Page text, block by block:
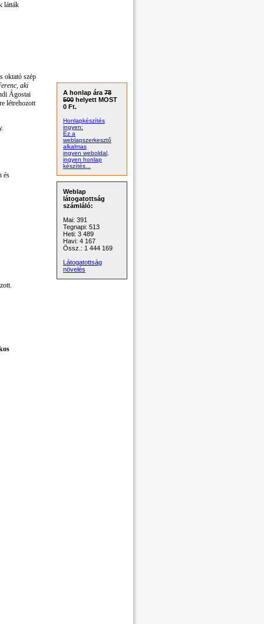
látták
oktató szép
aki
Ágostai
létrehozott
és
A honlap ára 78
500 helyett MOST
0 Ft.
Honlapkészítés
ingyen:
Ez a
weblapszerkesztő
alkalmas
ingyen weboldal,
ingyen honlap
készítés...
Weblap
látogatottság
számláló:
Mai: 391
Tegnapi: 513
Heti: 3 489
Havi: 4 167
Össz.: 1 444 169
Látogatottság
növelés